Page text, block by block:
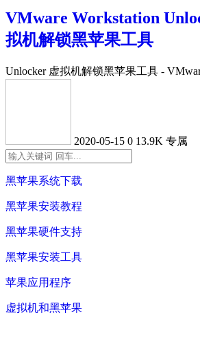
VMware Workstation
拟机解锁黑苹果工具
Unlocker 虚拟机解锁黑苹果工具 -
2020-05-15 0 13.9K 专属
黑苹果系统下载
黑苹果安装教程
黑苹果硬件支持
黑苹果安装工具
苹果应用程序
虚拟机和黑苹果